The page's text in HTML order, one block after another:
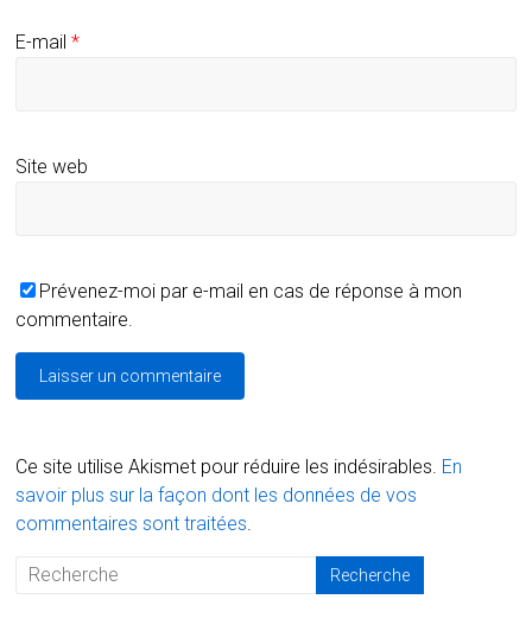
E-mail*
Site web
Prévenez-moi par e-mail en cas de réponse à mon
commentaire.
Ce site utilise Akismet pour réduire les indésirables. En
savoir plus sur la façon dont les données de vos
commentaires sont traitées